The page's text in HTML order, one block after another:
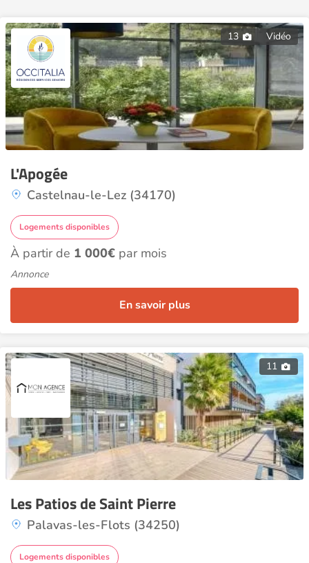
13 Vidéo
L'Apogée
Castelnau-le-Lez (34170)
Logements disponibles
À partir de 1 000€ par mois
Annonce
En savoir plus
11
Les Patios de Saint Pierre
Palavas-les-Flots (34250)
Logements disponibles